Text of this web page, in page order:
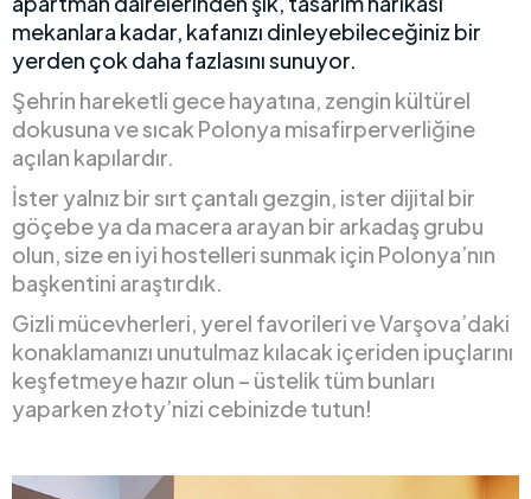
mekanlara kadar, kafanızı dinleyebileceğiniz bir
yerden çok daha fazlasını sunuyor.
Şehrin hareketli gece hayatına, zengin kültürel
dokusuna ve sıcak Polonya misafirperverliğine
açılan kapılardır.
İster yalnız bir sırt çantalı gezgin, ister dijital bir
göçebe ya da macera arayan bir arkadaş grubu
olun, size en iyi hostelleri sunmak için Polonya’nın
başkentini araştırdık.
Gizli mücevherleri, yerel favorileri ve Varşova’daki
konaklamanızı unutulmaz kılacak içeriden ipuçlarını
keşfetmeye hazır olun – üstelik tüm bunları
yaparken złoty’nizi cebinizde tutun!